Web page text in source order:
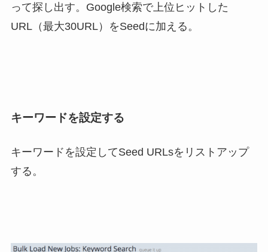
って探し出す。Google検索で上位ヒットした
URL（最大30URL）をSeedに加える。
キーワードを設定する
キーワードを設定してSeed URLsをリストアップ
する。